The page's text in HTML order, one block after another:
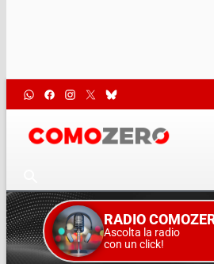
RADIO
Ascolta la radio
con un click!